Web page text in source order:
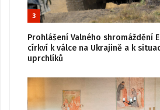
3
Prohlášení Valného shromáždění
církví k válce na Ukrajině a k
uprchlíků